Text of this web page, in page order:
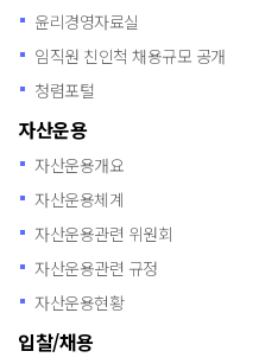
윤리경영자료실
임직원 친인척 채용규모 공개
청렴포털
자산운용
자산운용개요
자산운용체계
자산운용관련 위원회
자산운용관련 규정
자산운용현황
입찰/채용